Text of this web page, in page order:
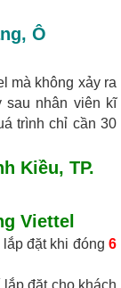
, Ô
mà không xảy ra
sau nhân viên kĩ
trình chỉ cần 30
Kiều, TP.
Viettel
đặt khi đóng 6
đặt cho khách